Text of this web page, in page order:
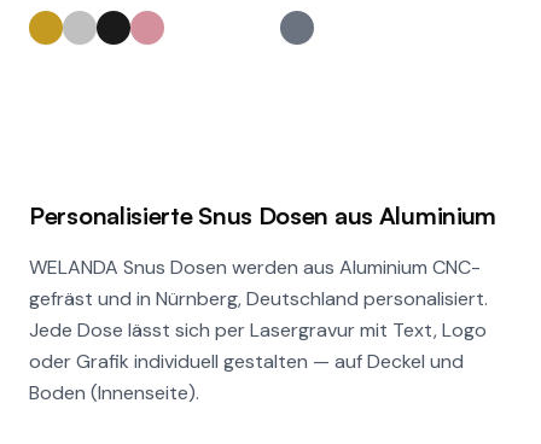
Personalisierte Snus Dosen aus Aluminium
WELANDA Snus Dosen werden aus Aluminium CNC-
gefräst und in Nürnberg, Deutschland personalisiert.
Jede Dose lässt sich per Lasergravur mit Text, Logo
oder Grafik individuell gestalten — auf Deckel und
Boden (Innenseite).